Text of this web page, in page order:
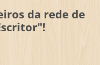
da rede de